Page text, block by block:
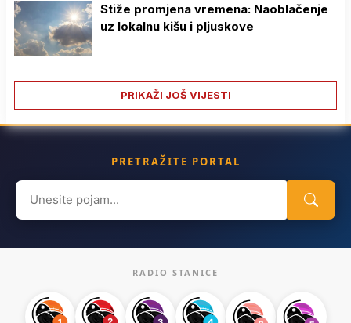
Stiže promjena vremena: Naoblačenje
uz lokalnu kišu i pljuskove
PRIKAŽI JOŠ VIJESTI
PRETRAŽITE PORTAL
Search
for:
RADIO STANICE